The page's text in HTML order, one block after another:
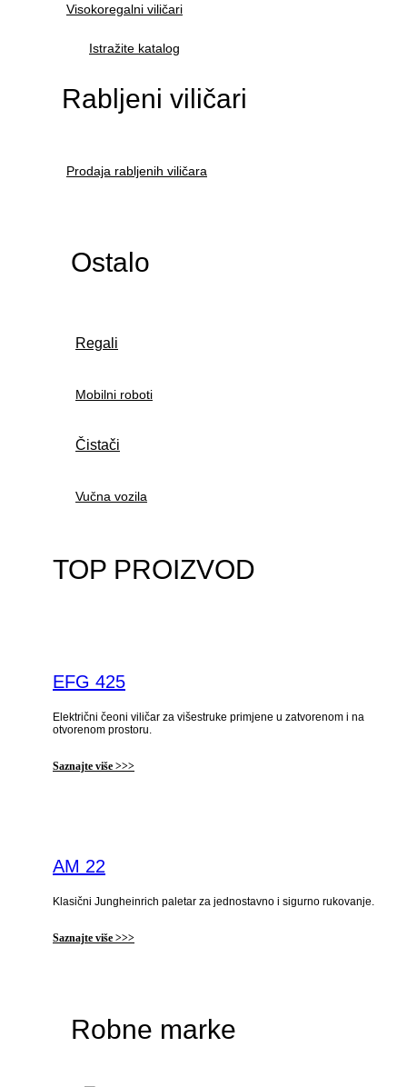
Visokoregalni viličari
Istražite katalog
Rabljeni viličari
Prodaja rabljenih viličara
Ostalo
Regali
Mobilni roboti
Čistači
Vučna vozila
TOP PROIZVOD
EFG 425
Električni čeoni viličar za višestruke primjene u zatvorenom i na
otvorenom prostoru.
Saznajte više >>>
AM 22
Klasični Jungheinrich paletar za jednostavno i sigurno rukovanje.
Saznajte više >>>
Robne marke